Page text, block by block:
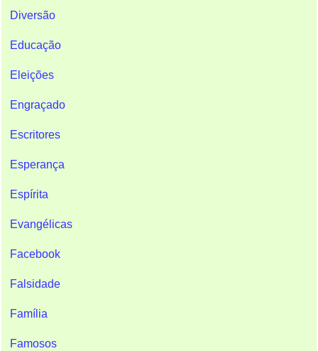
Diversão
Educação
Eleições
Engraçado
Escritores
Esperança
Espírita
Evangélicas
Facebook
Falsidade
Família
Famosos